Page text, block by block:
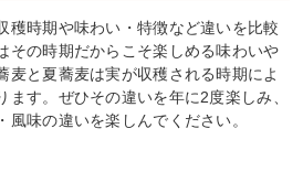
穫時期や味わい・特徴など違いを比較
その時期だからこそ楽しめる味わいや
麦と夏蕎麦は実が収穫される時期によ
ます。ぜひその違いを年に2度楽しみ、
風味の違いを楽しんでください。